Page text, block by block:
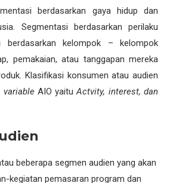
berdasarkan gaya hidup dan
Segmentasi berdasarkan perilaku
berdasarkan kelompok – kelompok
pemakaian, atau tanggapan mereka
Klasifikasi konsumen atau audien
variableAIO yaituActvity, interest, dan
beberapa segmen audien yang akan
kegiatan pemasaran program dan